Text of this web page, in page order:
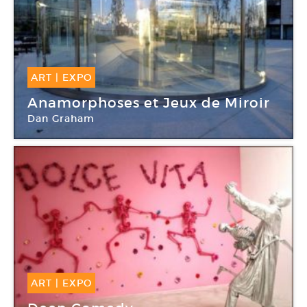
ART | EXPO
11 Juin -21 Sep 2011
Anamorphoses et Jeux de Miroir
Dan Graham
Espace Art Contemporain de La Rochelle
ART | EXPO